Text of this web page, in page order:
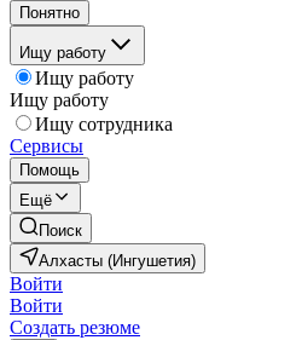
Понятно
Ищу работу
Ищу работу
Ищу работу
Ищу сотрудника
Сервисы
Помощь
Ещё
Поиск
Алхасты (Ингушетия)
Войти
Войти
Создать резюме